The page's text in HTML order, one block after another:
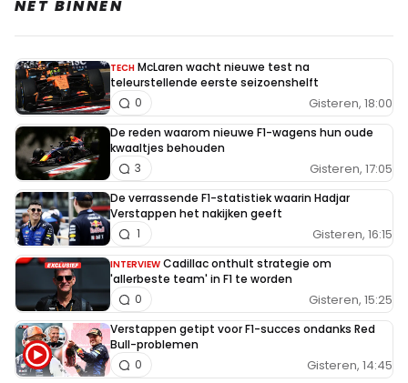
NET BINNEN
TECH McLaren wacht nieuwe test na
teleurstellende eerste seizoenshelft
Gisteren, 18:00
0
De reden waarom nieuwe F1-wagens hun oude
kwaaltjes behouden
Gisteren, 17:05
3
De verrassende F1-statistiek waarin Hadjar
Verstappen het nakijken geeft
Gisteren, 16:15
1
INTERVIEW Cadillac onthult strategie om
'allerbeste team' in F1 te worden
Gisteren, 15:25
0
Verstappen getipt voor F1-succes ondanks Red
Bull-problemen
Gisteren, 14:45
0